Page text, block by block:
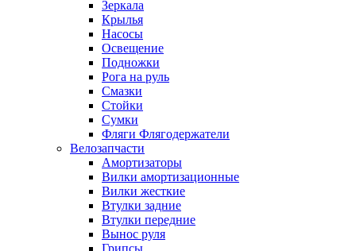
Зеркала
Крылья
Насосы
Освещение
Подножки
Рога на руль
Смазки
Стойки
Сумки
Фляги Флягодержатели
Велозапчасти
Амортизаторы
Вилки амортизационные
Вилки жесткие
Втулки задние
Втулки передние
Вынос руля
Грипсы